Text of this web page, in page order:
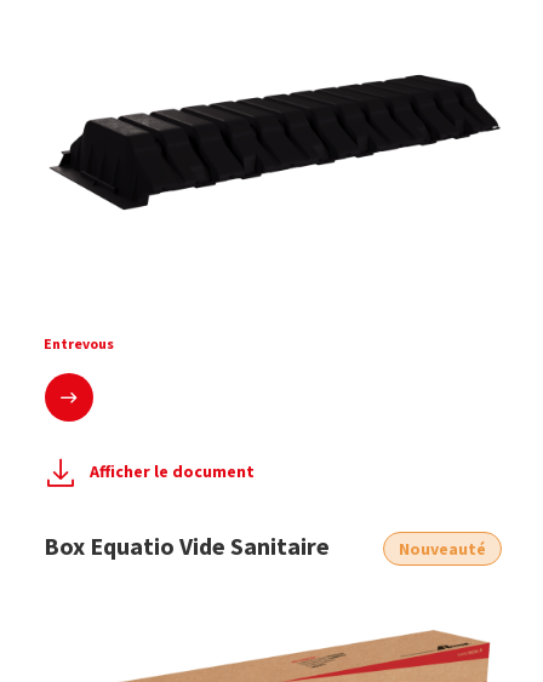
Entrevous
En savoir plus
Afficher le document
Nouveauté
Box Equatio Vide Sanitaire